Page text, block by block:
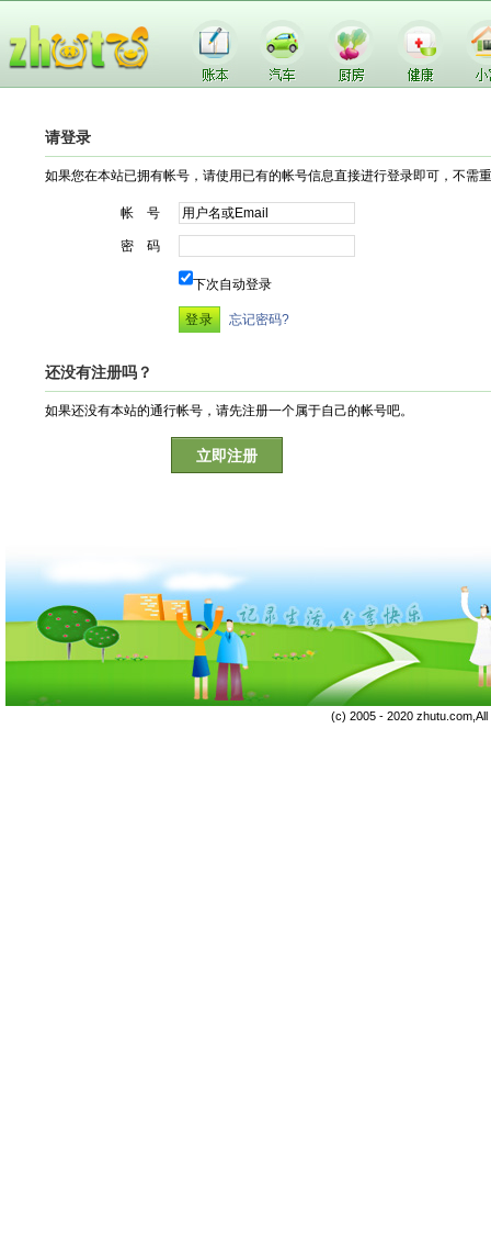
请登录
如果您在本站已拥有帐号，请使用已有的帐号信息直接进行登录即可，不需
帐 号
密 码
下次自动登录
忘记密码?
还没有注册吗？
如果还没有本站的通行帐号，请先注册一个属于自己的帐号吧。
立即注册
(c) 2005 - 2020